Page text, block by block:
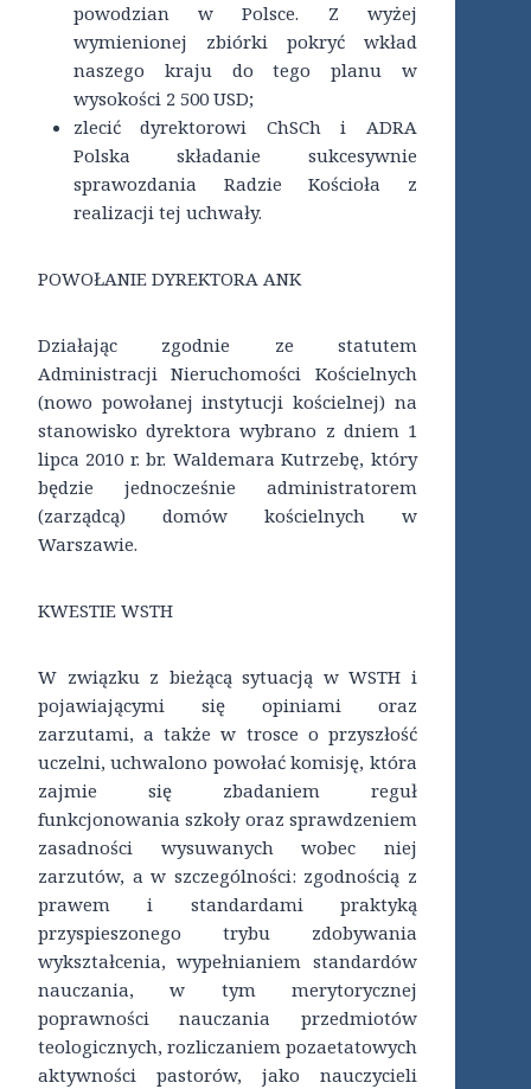
powodzian w Polsce. Z wyżej
wymienionej zbiórki pokryć wkład
naszego kraju do tego planu w
wysokości 2 500 USD;
zlecić dyrektorowi ChSCh i ADRA
Polska składanie sukcesywnie
sprawozdania Radzie Kościoła z
realizacji tej uchwały.
POWOŁANIE DYREKTORA ANK
Działając zgodnie ze statutem
Administracji Nieruchomości Kościelnych
(nowo powołanej instytucji kościelnej) na
stanowisko dyrektora wybrano z dniem 1
lipca 2010 r. br. Waldemara Kutrzebę, który
będzie jednocześnie administratorem
(zarządcą) domów kościelnych w
Warszawie.
KWESTIE WSTH
W związku z bieżącą sytuacją w WSTH i
pojawiającymi się opiniami oraz
zarzutami, a także w trosce o przyszłość
uczelni, uchwalono powołać komisję, która
zajmie się zbadaniem reguł
funkcjonowania szkoły oraz sprawdzeniem
zasadności wysuwanych wobec niej
zarzutów, a w szczególności: zgodnością z
prawem i standardami praktyką
przyspieszonego trybu zdobywania
wykształcenia, wypełnianiem standardów
nauczania, w tym merytorycznej
poprawności nauczania przedmiotów
teologicznych, rozliczaniem pozaetatowych
aktywności pastorów, jako nauczycieli